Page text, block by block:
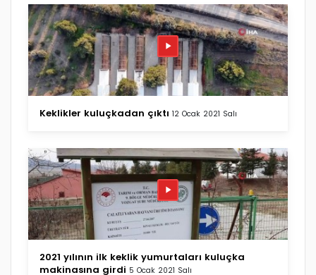
Keklikler kuluçkadan çıktı 12 Ocak 2021 Salı
2021 yılının ilk keklik yumurtaları kuluçka
makinasına girdi 5 Ocak 2021 Salı